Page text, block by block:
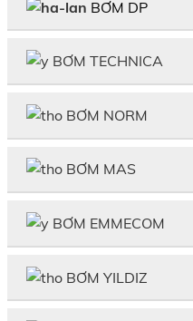
BƠM DP
BƠM TECHNICA
BƠM NORM
BƠM MAS
BƠM EMMECOM
BƠM YILDIZ